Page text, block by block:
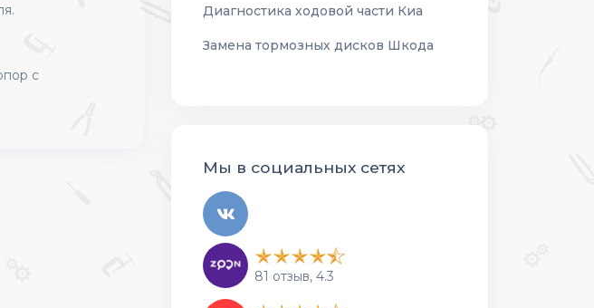
с
Диагностика ходовой части Киа
Замена тормозных дисков Шкода
Мы в социальных сетях
81 отзыв, 4.3